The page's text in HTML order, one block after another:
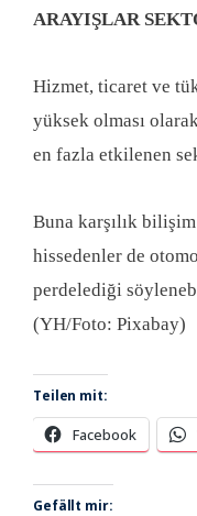
ARAYIŞLAR
Hizmet, ticaret ve
yüksek olması
en fazla etkilenen
Buna karşılık
hissedenler de
perdelediği
(YH/Foto: Pixabay)
Teilen mit:
Facebook
Gefällt mir: